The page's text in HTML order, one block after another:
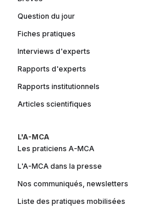
Question du jour
Fiches pratiques
Interviews d'experts
Rapports d'experts
Rapports institutionnels
Articles scientifiques
L'A-MCA
Les praticiens A-MCA
L'A-MCA dans la presse
Nos communiqués, newsletters
Liste des pratiques mobilisées